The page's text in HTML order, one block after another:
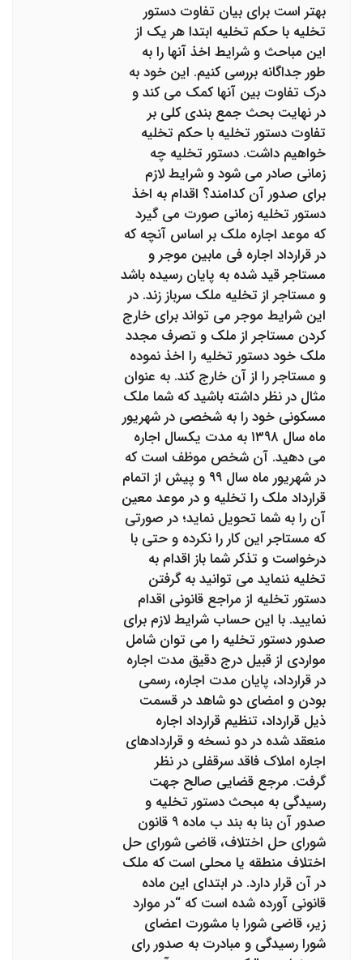
بهتر است برای بیان تفاوت دستور
تخلیه با حکم تخلیه ابتدا هر یک از
این مباحث و شرایط اخذ آنها را به
طور جداگانه بررسی کنیم. این خود به
درک تفاوت بین آنها کمک می کند و
در نهایت بحث جمع بندی کلی بر
تفاوت دستور تخلیه با حکم تخلیه
خواهیم داشت. دستور تخلیه چه
زمانی صادر می شود و شرایط لازم
برای صدور آن کدامند؟ اقدام به اخذ
دستور تخلیه زمانی صورت می گیرد
که موعد اجاره ملک بر اساس آنچه که
در قرارداد اجاره فی مابین موجر و
مستاجر قید شده به پایان رسیده باشد
و مستاجر از تخلیه ملک سرباز زند. در
این شرایط موجر می تواند برای خارج
کردن مستاجر از ملک و تصرف مجدد
ملک خود دستور تخلیه را اخذ نموده
و مستاجر را از آن خارج کند. به عنوان
مثال در نظر داشته باشید که شما ملک
مسکونی خود را به شخصی در شهریور
ماه سال ۱۳۹۸ به مدت یکسال اجاره
می دهید. آن شخص موظف است که
در شهریور ماه سال ۹۹ و پیش از اتمام
قرارداد ملک را تخلیه و در موعد معین
آن را به شما تحویل نماید؛ در صورتی
که مستاجر این کار را نکرده و حتی با
درخواست و تذکر شما باز اقدام به
تخلیه ننماید می توانید به گرفتن
دستور تخلیه از مراجع قانونی اقدام
نمایید. با این حساب شرایط لازم برای
صدور دستور تخلیه را می توان شامل
مواردی از قبیل درج دقیق مدت اجاره
در قرارداد، پایان مدت اجاره، رسمی
بودن و امضای دو شاهد در قسمت
ذیل قرارداد، تنظیم قرارداد اجاره
منعقد شده در دو نسخه و قراردادهای
اجاره املاک فاقد سرقفلی در نظر
گرفت. مرجع قضایی صالح جهت
رسیدگی به مبحث دستور تخلیه و
صدور آن بنا به بند ب ماده ۹ قانون
شورای حل اختلاف، قاضی شورای حل
اختلاف منطقه یا محلی است که ملک
در آن قرار دارد. در ابتدای این ماده
قانونی آورده شده است که “در موارد
زیر، قاضی شورا با مشورت اعضای
شورا رسیدگی و مبادرت به صدور رای